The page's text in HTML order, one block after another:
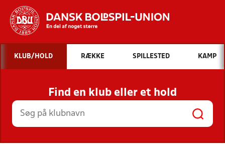
Hvad vil du søge efter?
INDHOLD OG NYHEDER
STILLINGER, RESULTATER, KLUBBER OG
HOLD
KLUB/HOLD RÆKKE SPILLESTED KAMP
Find en klub eller et hold